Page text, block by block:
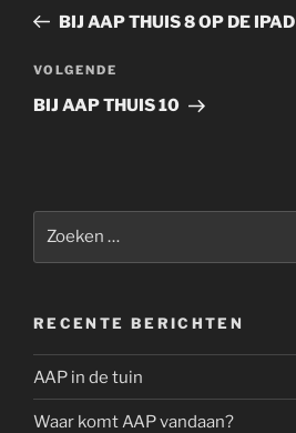
berichtBIJ AAP THUIS 8 OP DE IPAD
Volgend
bericht
VOLGENDE
BIJ AAP THUIS 10
RECENTE BERICHTEN
AAP in de tuin
Waar komt AAP vandaan?